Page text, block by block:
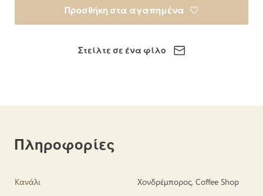
Προσθήκη στα αγαπημένα
Στείλτε σε ένα φίλο
Πληροφορίες
Κανάλι Χονδρέμπορος, Coffee Shop